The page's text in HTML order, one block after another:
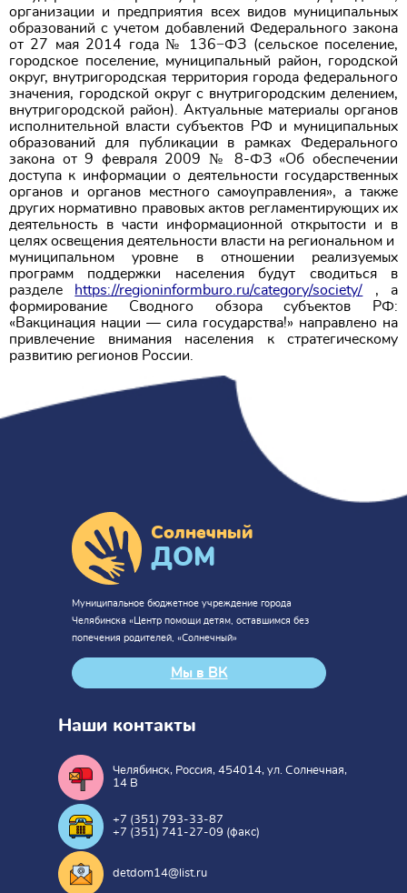
организации и предприятия всех видов муниципальных
образований с учетом добавлений Федерального закона
от 27 мая 2014 года № 136−ФЗ (сельское поселение,
городское поселение, муниципальный район, городской
округ, внутригородская территория города федерального
значения, городской округ с внутригородским делением,
внутригородской район). Актуальные материалы органов
исполнительной власти субъектов РФ и муниципальных
образований для публикации в рамках Федерального
закона от 9 февраля 2009 № 8-ФЗ «Об обеспечении
доступа к информации о деятельности государственных
органов и органов местного самоуправления», а также
других нормативно правовых актов регламентирующих их
деятельность в части информационной открытости и в
целях освещения деятельности власти на региональном и
муниципальном уровне в отношении реализуемых
программ поддержки населения будут сводиться в
разделе
https://regioninformburo.ru/category/society/ , а
формирование Сводного обзора субъектов РФ:
«Вакцинация нации — сила государства!» направлено на
привлечение внимания населения к стратегическому
развитию регионов России.
Солнечный
ДОМ
Муниципальное бюджетное учреждение города
Челябинска «Центр помощи детям, оставшимся без
попечения родителей, «Солнечный»
Мы в ВК
Наши контакты
Челябинск, Россия, 454014, ул. Солнечная,
14 В
+7 (351) 793-33-87
+7 (351) 741-27-09 (факс)
detdom14@list.ru